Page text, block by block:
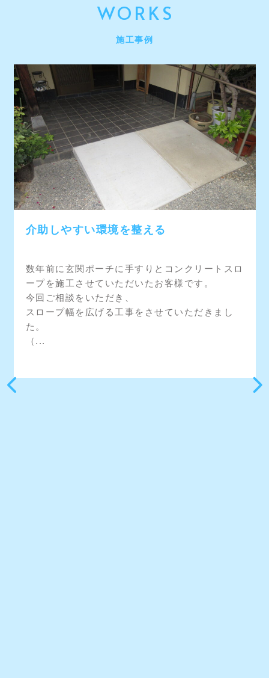
WORKS
施工事例
介助しやすい環境を整える
数年前に玄関ポーチに手すりとコンクリートスロ
ープを施工させていただいたお客様です。
今回ご相談をいただき、
スロープ幅を広げる工事をさせていただきまし
た。
（...